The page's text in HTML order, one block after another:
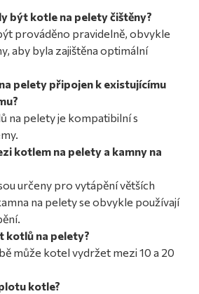
být kotle na pelety čištěny?
prováděno pravidelně, obvykle
aby byla zajištěna optimální
pelety připojen k existujícímu
na pelety je kompatibilní s
kotlem na pelety a kamny na
určeny pro vytápění větších
na pelety se obvykle používají
kotlů na pelety?
může kotel vydržet mezi 10 a 20
kotle?